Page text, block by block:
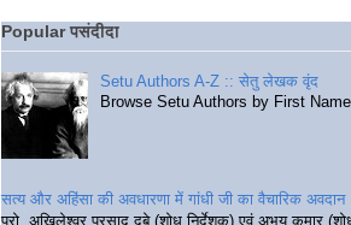
Popular पसंदीदा
Setu Authors A-Z :: सेतु लेखक वृंद
Browse Setu Authors by First
सत्य और अहिंसा की अवधारणा में गांधी जी का वैचारिक अवदान
प्रो. अखिलेश्वर प्रसाद दुबे (शोध निर्देशक) एवं अभय कुमार (शोध